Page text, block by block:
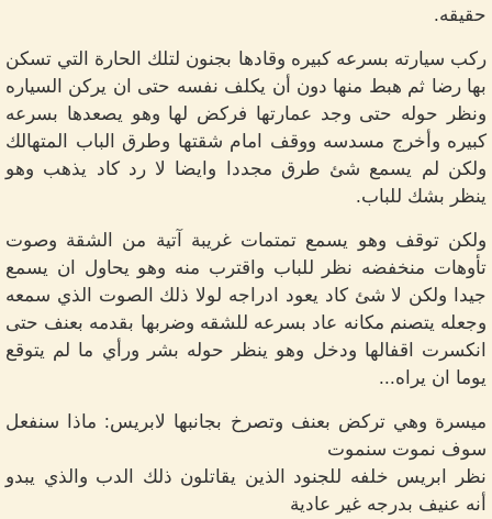
حقيقه.
ركب سيارته بسرعه كبيره وقادها بجنون لتلك الحارة التي تسكن
بها رضا ثم هبط منها دون أن يكلف نفسه حتى ان يركن السياره
ونظر حوله حتى وجد عمارتها فركض لها وهو يصعدها بسرعه
كبيره وأخرج مسدسه ووقف امام شقتها وطرق الباب المتهالك
ولكن لم يسمع شئ طرق مجددا وايضا لا رد كاد يذهب وهو
ينظر بشك للباب.
ولكن توقف وهو يسمع تمتمات غريبة آتية من الشقة وصوت
تأوهات منخفضه نظر للباب واقترب منه وهو يحاول ان يسمع
جيدا ولكن لا شئ كاد يعود ادراجه لولا ذلك الصوت الذي سمعه
وجعله يتصنم مكانه عاد بسرعه للشقه وضربها بقدمه بعنف حتى
انكسرت اقفالها ودخل وهو ينظر حوله بشر ورأي ما لم يتوقع
يوما ان يراه...
ميسرة وهي تركض بعنف وتصرخ بجانبها لابريس: ماذا سنفعل
سوف نموت سنموت
نظر ابريس خلفه للجنود الذين يقاتلون ذلك الدب والذي يبدو
أنه عنيف بدرجه غير عادية